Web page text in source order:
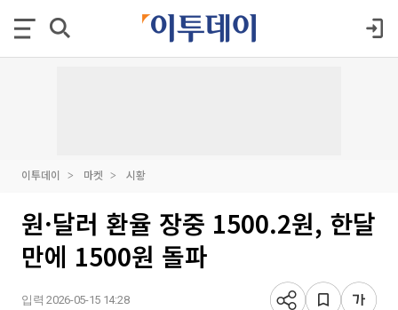
이투데이 마켓 시황
원·달러 환율 장중 1500.2원, 한달
만에 1500원 돌파
입력 2026-05-15 14:28